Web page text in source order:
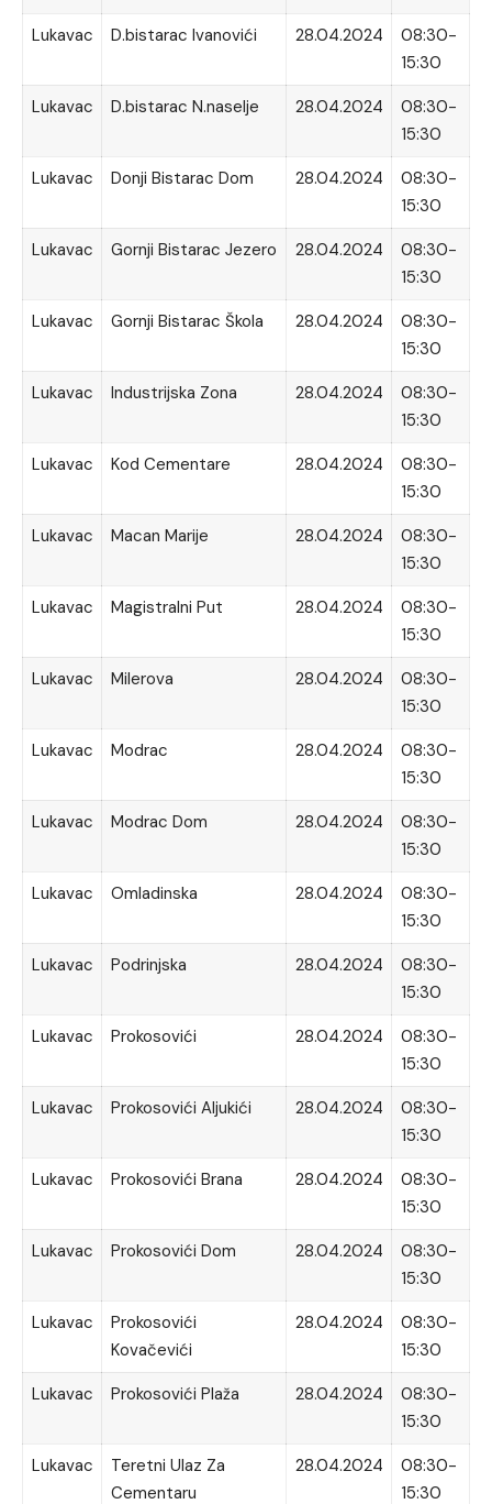
Lukavac
D.bistarac Ivanovići 28.04.2024
08:30-
15:30
Lukavac
D.bistarac N.naselje 28.04.2024
08:30-
15:30
Lukavac
Donji Bistarac Dom 28.04.2024
08:30-
15:30
Lukavac
Gornji Bistarac Jezero 28.04.2024
08:30-
15:30
Lukavac
Gornji Bistarac Škola 28.04.2024
08:30-
15:30
Lukavac
Industrijska Zona 28.04.2024
08:30-
15:30
Lukavac
Kod Cementare 28.04.2024
08:30-
15:30
Lukavac
Macan Marije 28.04.2024
08:30-
15:30
Lukavac
Magistralni Put 28.04.2024
08:30-
15:30
Lukavac
Milerova 28.04.2024
08:30-
15:30
Lukavac
Modrac 28.04.2024
08:30-
15:30
Lukavac
Modrac Dom 28.04.2024
08:30-
15:30
Lukavac
Omladinska 28.04.2024
08:30-
15:30
Lukavac
Podrinjska 28.04.2024
08:30-
15:30
Lukavac
Prokosovići 28.04.2024
08:30-
15:30
Lukavac
Prokosovići Aljukići 28.04.2024
08:30-
15:30
Lukavac
Prokosovići Brana 28.04.2024
08:30-
15:30
Lukavac
Prokosovići Dom 28.04.2024
08:30-
15:30
Lukavac
Prokosovići
Kovačevići
28.04.2024
08:30-
15:30
Lukavac
Prokosovići Plaža 28.04.2024
08:30-
15:30
Lukavac
Teretni Ulaz Za
Cementaru
28.04.2024
08:30-
15:30